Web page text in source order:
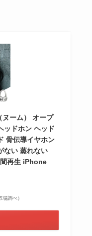
ーム） オープ
ッドホン ヘッド
骨伝導イヤホン
ない 蒸れない
再生 iPhone
調べ）